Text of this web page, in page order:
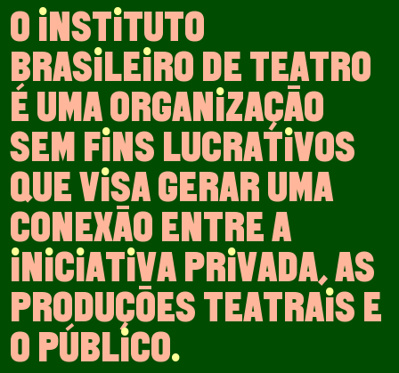
OINSTITUTO
BRASILEIRODETEATRO
ÉUMAORGANIZAÇÃO
SEMFINSLUCRATIVOS
QUEVISAGERARUMA
CONEXÃOENTREA
INICIATIVAPRIVADA,AS
PRODUÇÕESTEATRAISE
OPÚBLICO.